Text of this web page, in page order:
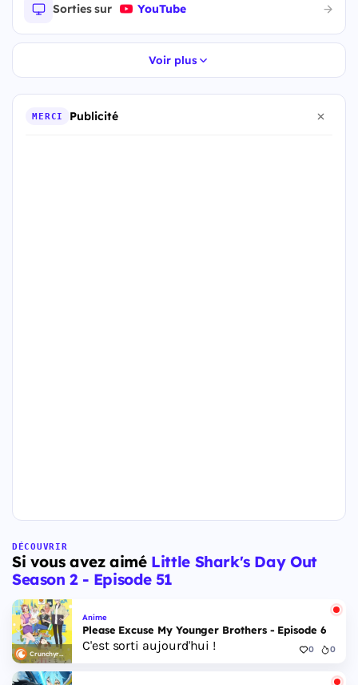
Sorties sur YouTube
Voir plus
MERCI Publicité
DÉCOUVRIR
Si vous avez aimé Little Shark's Day Out
Season 2 - Episode 51
Crunchyroll
Anime
Please Excuse My Younger Brothers - Episode 6
C'est sorti aujourd'hui ! 0 0